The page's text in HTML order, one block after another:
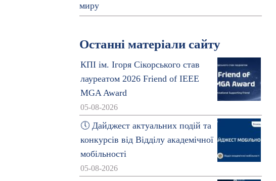
миру
Останні матеріали сайту
КПІ ім. Ігоря Сікорського став
лауреатом 2026 Friend of IEEE
MGA Award
05-08-2026
🕔 Дайджест актуальних подій та
конкурсів від Відділу академічної
мобільності
05-08-2026